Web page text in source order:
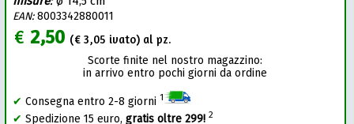
EAN:8003342880011
€ 2,50 (€3,05 ivato) al pz.
Scorte finite nel nostro magazzino:
in arrivo entro pochi giorni da ordine
✔ Consegna entro 2-8 giorni 1
✔ Spedizione 15 euro,gratis oltre 299! 2